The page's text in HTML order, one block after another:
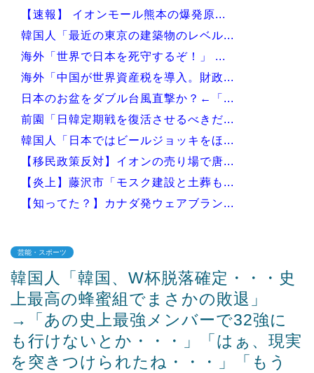
【速報】 イオンモール熊本の爆発原...
韓国人「最近の東京の建築物のレベル...
海外「世界で日本を死守するぞ！」 ...
海外「中国が世界資産税を導入。財政...
日本のお盆をダブル台風直撃か？←「...
前園「日韓定期戦を復活させるべきだ...
韓国人「日本ではビールジョッキをほ...
【移民政策反対】イオンの売り場で唐...
【炎上】藤沢市「モスク建設と土葬も...
【知ってた？】カナダ発ウェアブラン...
Powered by livedoor 相互RSS
芸能・スポーツ
韓国人「韓国、W杯脱落確定・・・史
上最高の蜂蜜組でまさかの敗退」
→「あの史上最強メンバーで32強に
も行けないとか・・・」「はぁ、現実
を突きつけられたね・・・」「もう